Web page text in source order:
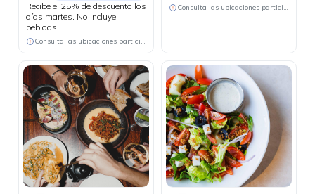
Recibe el 25% de descuento los
días martes. No incluye
bebidas.
Consulta las ubicaciones participantes
Consulta las ubicaciones participantes